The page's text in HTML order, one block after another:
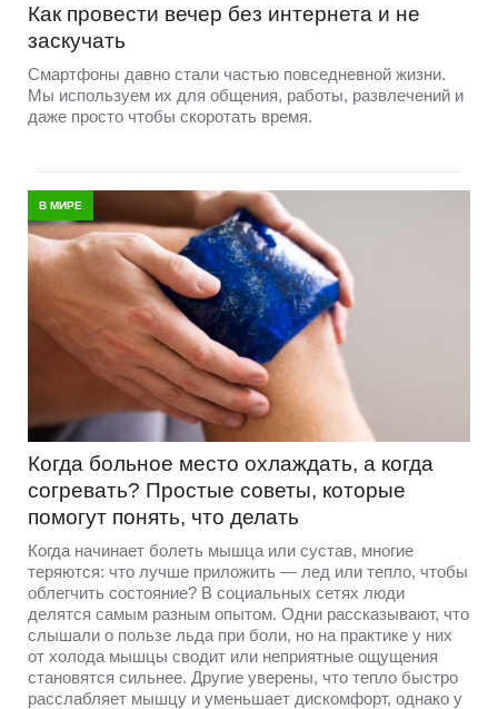
Как провести вечер без интернета и не
заскучать
Смартфоны давно стали частью повседневной жизни.
Мы используем их для общения, работы, развлечений и
даже просто чтобы скоротать время.
В МИРЕ
Когда больное место охлаждать, а когда
согревать? Простые советы, которые
помогут понять, что делать
Когда начинает болеть мышца или сустав, многие
теряются: что лучше приложить — лед или тепло, чтобы
облегчить состояние? В социальных сетях люди
делятся самым разным опытом. Одни рассказывают, что
слышали о пользе льда при боли, но на практике у них
от холода мышцы сводит или неприятные ощущения
становятся сильнее. Другие уверены, что тепло быстро
расслабляет мышцу и уменьшает дискомфорт, однако у